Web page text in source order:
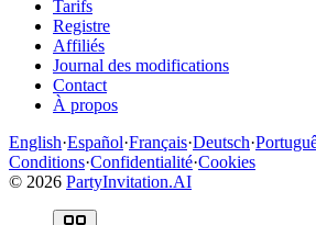
Tarifs
Registre
Affiliés
Journal des modifications
Contact
À propos
English·Español·Français·Deutsch·
Conditions·Confidentialité·Cookies
© 2026 PartyInvitation.AI